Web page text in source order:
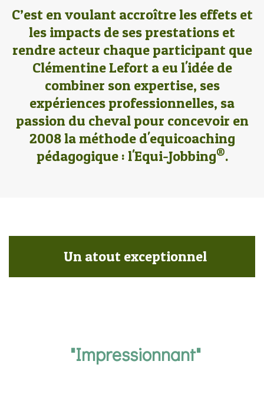
C’est en voulant accroître les effets et
les impacts de ses prestations et
rendre acteur chaque participant que
Clémentine Lefort a eu l'idée de
combiner son expertise, ses
expériences professionnelles, sa
passion du cheval pour concevoir en
2008 la méthode d'equicoaching
pédagogique : l'Equi-Jobbing®.
Un atout exceptionnel